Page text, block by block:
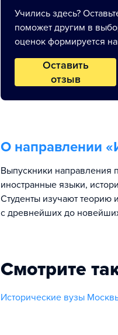
Учились здесь?
поможет другим в
оценок формируется
Оставить
отзыв
О направлении «
Выпускники направления
иностранные языки,
Студенты изучают теорию
с древнейших до
Смотрите
Исторические вузы